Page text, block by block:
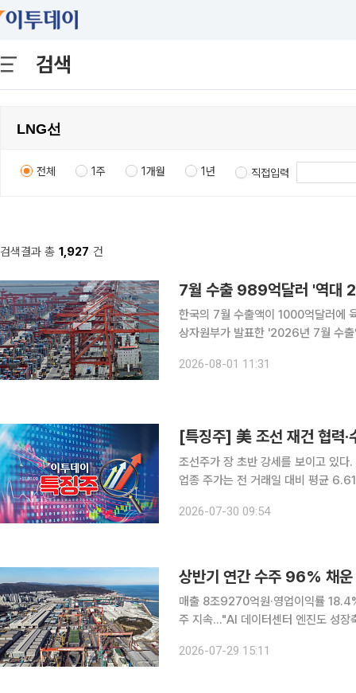
검색
전체 1주 1개월 1년 직접입력
검색결과 총 1,927 건
7월 수출 989억달러 '역대
한국의 7월 수출액이 1000억달러에 육박
상자원부가 발표한 '2026년 7월 수
달러)에 이어 역대 두 번째로 높은 실
2026-08-01 11:31
[특징주] 美 조선 재건 협력
조선주가 장 초반 강세를 보이고 있다. 30일 한국거래소에 따르면 이날 오전 9시 40분 기준 조선
업종 주가는 전 거래일 대비 평균
전 거래일 대비 10.55% 오른 20만
2026-07-30 09:54
상반기 연간 수주 96% 채
매출 8조9270억원·영업이익률
주 지속…"AI 데이터센터 엔진도 성장축" HD한국조선해양이 고선가 선박 매출 확대와 생
목표의 96%를 채우며 하반기에도 수
2026-07-29 15:11